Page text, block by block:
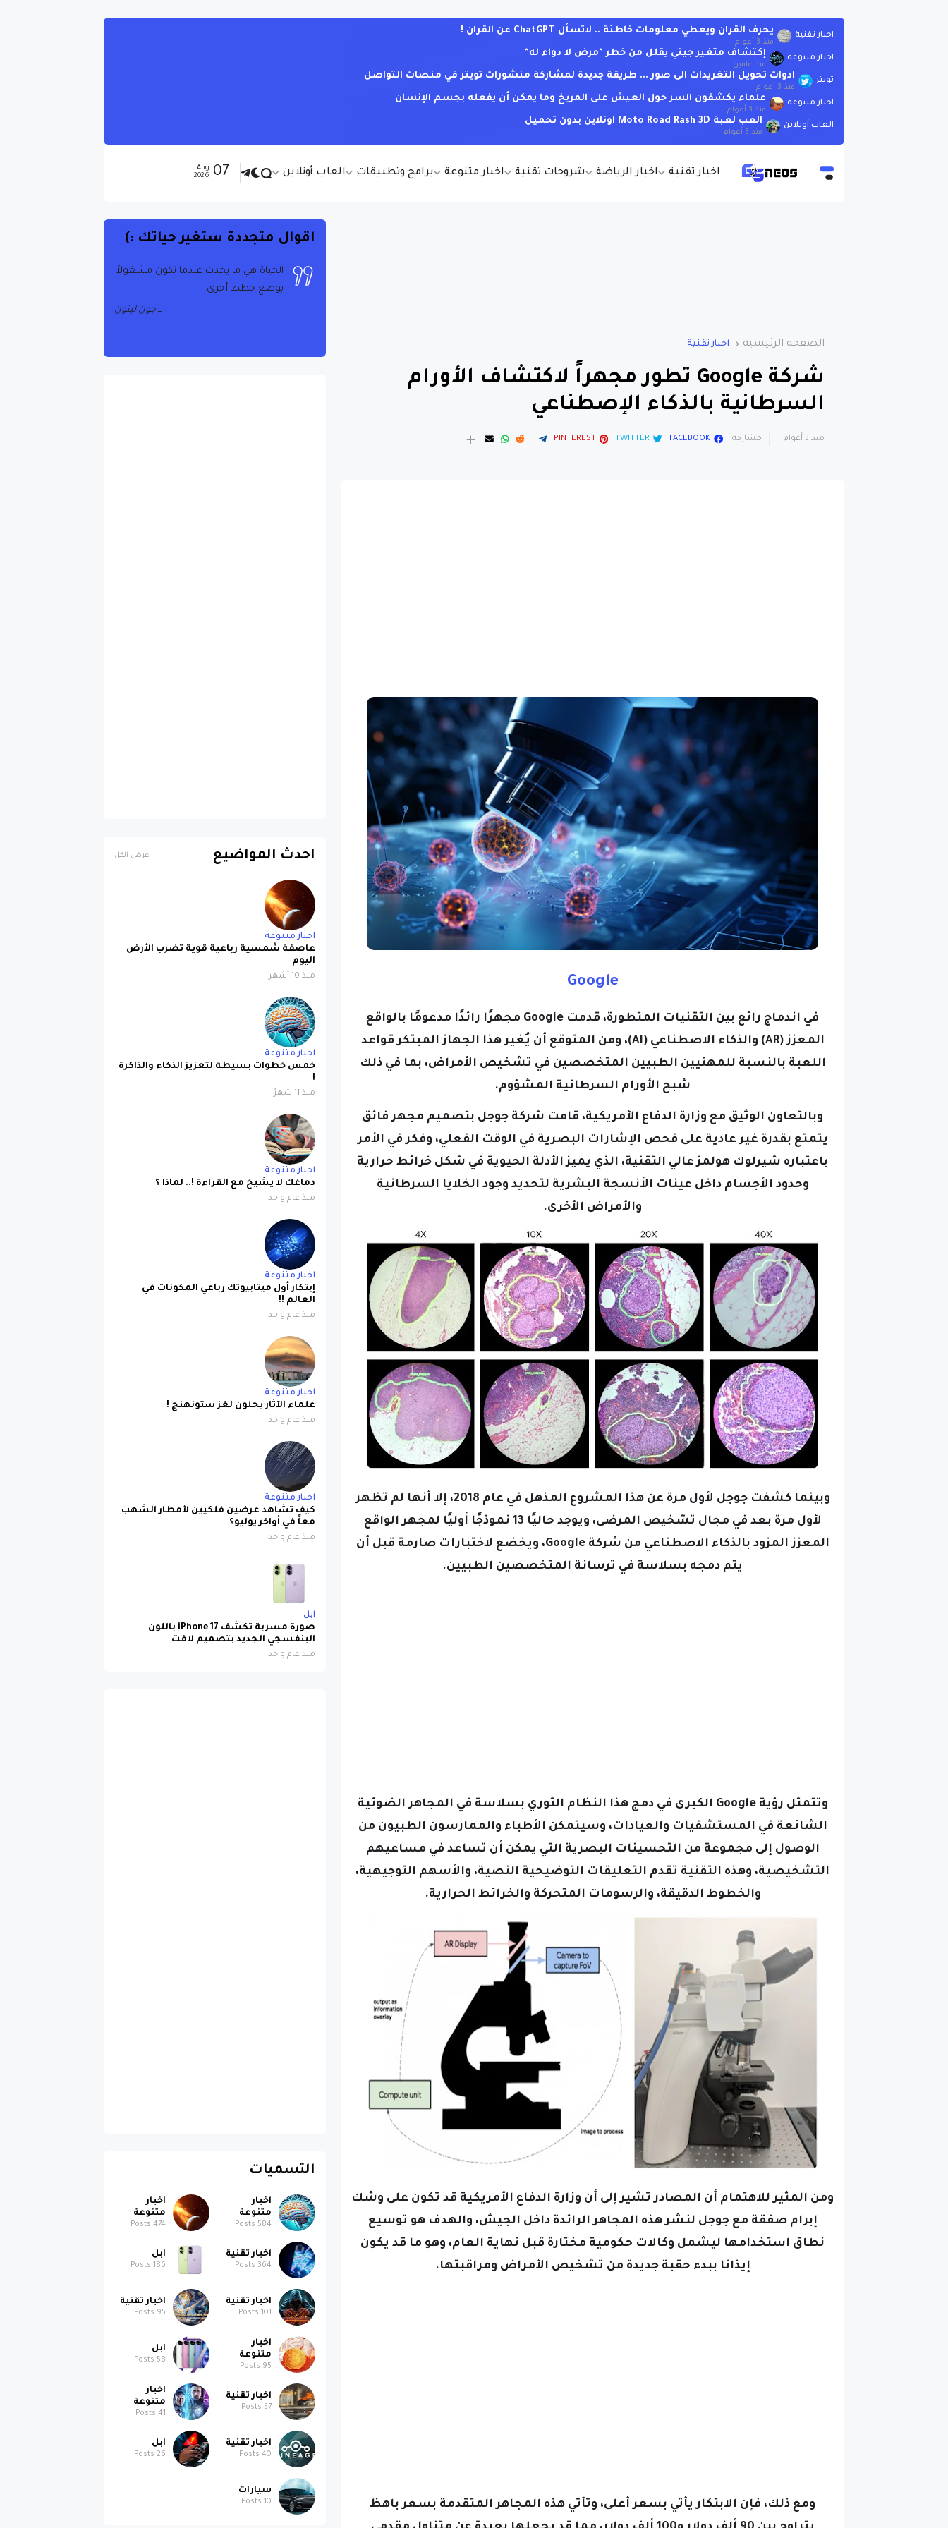
اخبار تقنية اخبار الرياضة شروحات تقنية اخبار متنوعة برامج وتطبيقات العاب أونلاين 07
Aug
2026
اخبار تقنية يحرف القران ويعطي معلومات خاطئة .. لاتسأل ChatGPT عن القران !
منذ 3 أعوام
اخبار متنوعة إكتشاف متغير جيني يقلل من خطر "مرض لا دواء له"
منذ عامين
تويتر ادوات تحويل التغريدات الى صور ... طريقة جديدة لمشاركة منشورات تويتر في منصات التواصل
منذ 3 أعوام
اخبار متنوعة علماء يكشفون السر حول العيش على المريخ وما يمكن أن يفعله بجسم الإنسان
منذ 3 أعوام
العاب أونلاين العب لعبة Moto Road Rash 3D اونلاين بدون تحميل
منذ 3 أعوام
الصفحة الرئيسية اخبار تقنية
شركة Google تطور مجهراً لاكتشاف الأورام
السرطانية بالذكاء الإصطناعي
منذ 3 أعوام مشاركة: FACEBOOK
TWITTER
PINTEREST
Google
في اندماج رائع بين التقنيات المتطورة، قدمت Google مجهرًا رائدًا مدعومًا بالواقع
المعزز (AR) والذكاء الاصطناعي (AI)، ومن المتوقع أن يُغير هذا الجهاز المبتكر قواعد
اللعبة بالنسبة للمهنيين الطبيين المتخصصين في تشخيص الأمراض، بما في ذلك
شبح الأورام السرطانية المشؤوم.
وبالتعاون الوثيق مع وزارة الدفاع الأمريكية، قامت شركة جوجل بتصميم مجهر فائق
يتمتع بقدرة غير عادية على فحص الإشارات البصرية في الوقت الفعلي، وفكر في الأمر
باعتباره شيرلوك هولمز عالي التقنية، الذي يميز الأدلة الحيوية في شكل خرائط حرارية
وحدود الأجسام داخل عينات الأنسجة البشرية لتحديد وجود الخلايا السرطانية
والأمراض الأخرى.
وبينما كشفت جوجل لأول مرة عن هذا المشروع المذهل في عام 2018، إلا أنها لم تظهر
لأول مرة بعد في مجال تشخيص المرضى، ويوجد حاليًا 13 نموذجًا أوليًا لمجهر الواقع
المعزز المزود بالذكاء الاصطناعي من شركة Google، ويخضع لاختبارات صارمة قبل أن
يتم دمجه بسلاسة في ترسانة المتخصصين الطبيين.
وتتمثل رؤية Google الكبرى في دمج هذا النظام الثوري بسلاسة في المجاهر الضوئية
الشائعة في المستشفيات والعيادات، وسيتمكن الأطباء والممارسون الطبيون من
الوصول إلى مجموعة من التحسينات البصرية التي يمكن أن تساعد في مساعيهم
التشخيصية، وهذه التقنية تقدم التعليقات التوضيحية النصية، والأسهم التوجيهية،
والخطوط الدقيقة، والرسومات المتحركة والخرائط الحرارية.
ومن المثير للاهتمام أن المصادر تشير إلى أن وزارة الدفاع الأمريكية قد تكون على وشك
إبرام صفقة مع جوجل لنشر هذه المجاهر الرائدة داخل الجيش، والهدف هو توسيع
نطاق استخدامها ليشمل وكالات حكومية مختارة قبل نهاية العام، وهو ما قد يكون
إيذانا ببدء حقبة جديدة من تشخيص الأمراض ومراقبتها.
ومع ذلك، فإن الابتكار يأتي بسعر أعلى، وتأتي هذه المجاهر المتقدمة بسعر باهظ
اقوال متجددة ستغير حياتك :)
انشر الحب حينما كنت. لا تدع أحد يأتي
إليك أبدًا دون أن يغادر سعيدًا
تيريزا الأم
احدث المواضيع عرض الكل
اخبار متنوعة
عاصفة شمسية رباعية قوية تضرب الأرض
اليوم
منذ 10 أشهر
اخبار متنوعة
خمس خطوات بسيطة لتعزيز الذكاء والذاكرة
!
منذ 11 شهرًا
اخبار متنوعة
دماغك لا يشيخ مع القراءة !.. لماذا ؟
منذ عام واحد
اخبار متنوعة
إبتكار أول ميتابيوتك رباعي المكونات في
العالم !!
منذ عام واحد
اخبار متنوعة
علماء الآثار يحلون لغز ستونهنج !
منذ عام واحد
اخبار متنوعة
كيف تشاهد عرضين فلكيين لأمطار الشهب
معاً في أواخر يوليو؟
منذ عام واحد
ابل
صورة مسربة تكشف iPhone 17 باللون
البنفسجي الجديد بتصميم لافت
منذ عام واحد
التسميات
اخبار
متنوعة
584
اخبار
متنوعة
474
اخبار تقنية
364
ابل
186
اخبار تقنية
101
اخبار تقنية
95
اخبار
متنوعة
95
ابل
58
اخبار تقنية
57
اخبار
متنوعة
41
اخبار تقنية
40
ابل
26
سيارات
10